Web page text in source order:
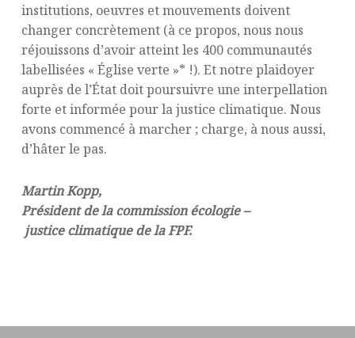
institutions, oeuvres et mouvements doivent
changer concrètement (à ce propos, nous nous
réjouissons d’avoir atteint les 400 communautés
labellisées « Église verte »* !). Et notre plaidoyer
auprès de l’État doit poursuivre une interpellation
forte et informée pour la justice climatique. Nous
avons commencé à marcher ; charge, à nous aussi,
d’hâter le pas.
Martin Kopp,
Président de la commission écologie –
justice climatique de la FPF.